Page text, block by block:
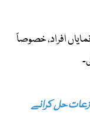
افراد، خصوصاً
حل کرانے